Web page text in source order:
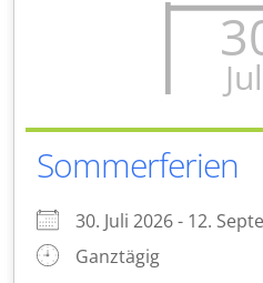
Sommerferien
30. Juli 2026 - 12.
Ganztägig